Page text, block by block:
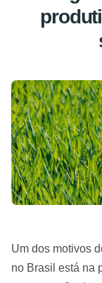
Um dos motivos
no Brasil está na